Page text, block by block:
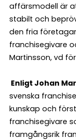
affärsmodell är
stabilt och
den fria
franchisegivare
Martinsson, vd
Enligt Johan
svenska
kunskap och
franchisegivare
framgångsrik